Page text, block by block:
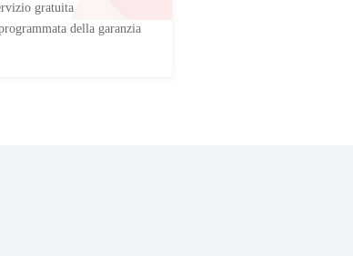
gratuita
della garanzia